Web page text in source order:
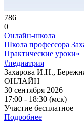
786
0
Онлайн-школа
Школа профессора
Практические уроки»
#педиатрия
Захарова И.Н.,
ОНЛАЙН
30 сентября 2026
17:00 - 18:30 (мск)
Участие бесплатное
Подробнее